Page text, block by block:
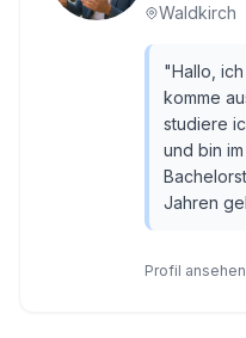
Waldkirch
"Hallo,
komme
studiere
und bin
Jahren
Profil ansehen